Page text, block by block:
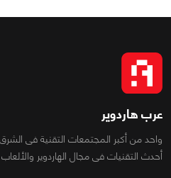
عرب هاردوير
واحد من أكبر المجتمعات التقنية فى
أحدث التقنيات فى مجال الهاردوير